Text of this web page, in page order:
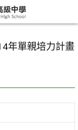
年單親培力計畫